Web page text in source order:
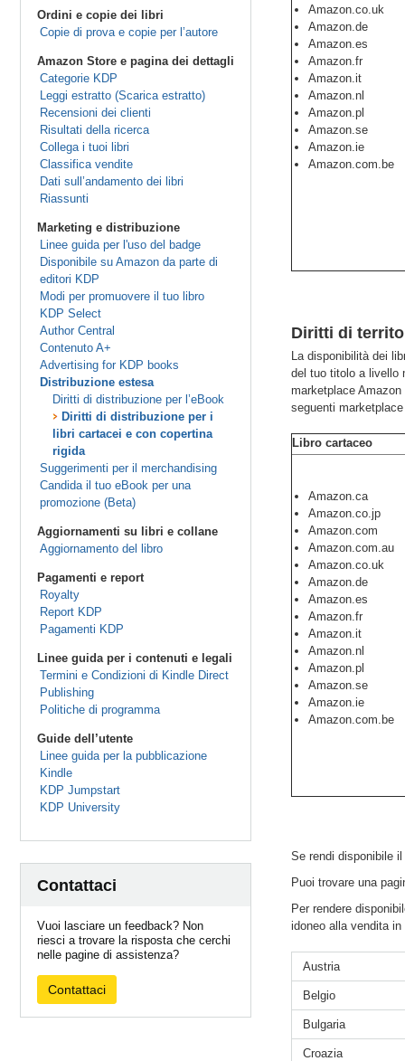
Ordini e copie dei libri
Copie di prova e copie per l’autore
Amazon Store e pagina dei dettagli
Categorie KDP
Leggi estratto (Scarica estratto)
Recensioni dei clienti
Risultati della ricerca
Collega i tuoi libri
Classifica vendite
Dati sull’andamento dei libri
Riassunti
Marketing e distribuzione
Linee guida per l'uso del badge
Disponibile su Amazon da parte di
editori KDP
Modi per promuovere il tuo libro
KDP Select
Author Central
Contenuto A+
Advertising for KDP books
Distribuzione estesa
Diritti di distribuzione per l’eBook
Diritti di distribuzione per i
libri cartacei e con copertina
rigida
Suggerimenti per il merchandising
Candida il tuo eBook per una
promozione (Beta)
Aggiornamenti su libri e collane
Aggiornamento del libro
Pagamenti e report
Royalty
Report KDP
Pagamenti KDP
Linee guida per i contenuti e legali
Termini e Condizioni di Kindle Direct
Publishing
Politiche di programma
Guide dell’utente
Linee guida per la pubblicazione
Kindle
KDP Jumpstart
KDP University
Contattaci
Vuoi lasciare un feedback? Non
riesci a trovare la risposta che cerchi
nelle pagine di assistenza?
Contattaci
Amazon.co.uk
Amazon.de
Amazon.es
Amazon.fr
Amazon.it
Amazon.nl
Amazon.pl
Amazon.se
Amazon.ie
Amazon.com.be
Diritti di
La disponibilità dei
del tuo titolo a livello
marketplace
seguenti
Libro cartaceo
Amazon.ca
Amazon.co.jp
Amazon.com
Amazon.com.au
Amazon.co.uk
Amazon.de
Amazon.es
Amazon.fr
Amazon.it
Amazon.nl
Amazon.pl
Amazon.se
Amazon.ie
Amazon.com.be
Se rendi disponibile
Puoi trovare una
Per rendere
idoneo alla vendita
Austria
Belgio
Bulgaria
Croazia